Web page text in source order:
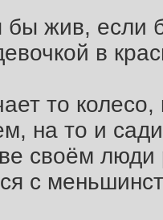
бы жив, если
в
то
на то и
своём люди
с